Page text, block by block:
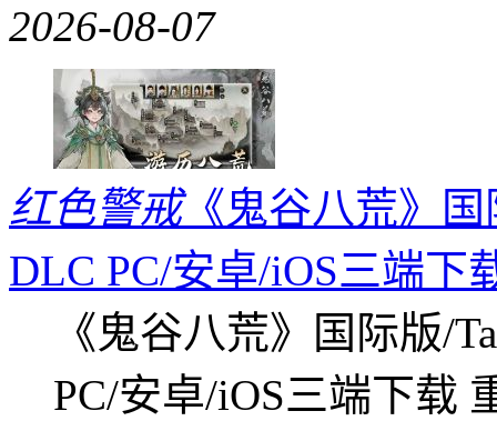
2026-08-07
红色警戒《鬼谷八荒》国
DLC PC/安卓/iOS三端下
《鬼谷八荒》国际版/
PC/安卓/iOS三端下载